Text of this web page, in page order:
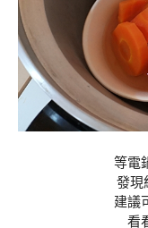
等電
發現
建議
看